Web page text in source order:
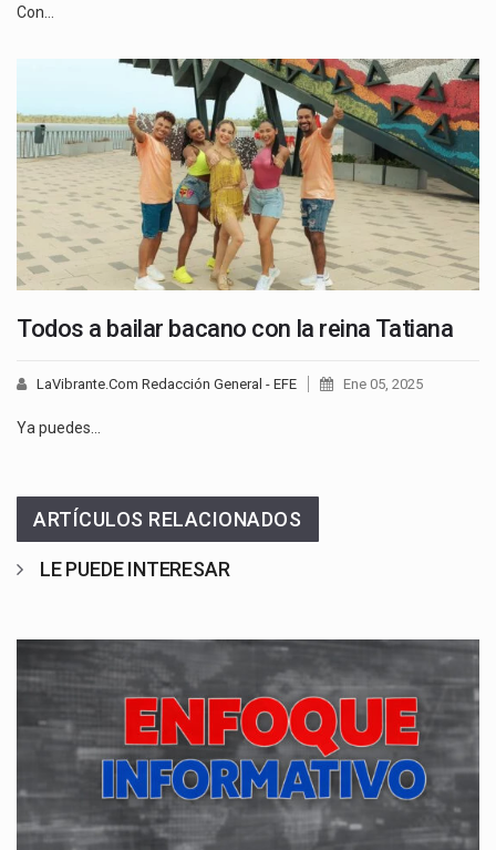
Con…
Todos a bailar bacano con la reina Tatiana
LaVibrante.Com Redacción General - EFE Ene 05, 2025
Ya puedes…
ARTÍCULOS RELACIONADOS
LE PUEDE INTERESAR